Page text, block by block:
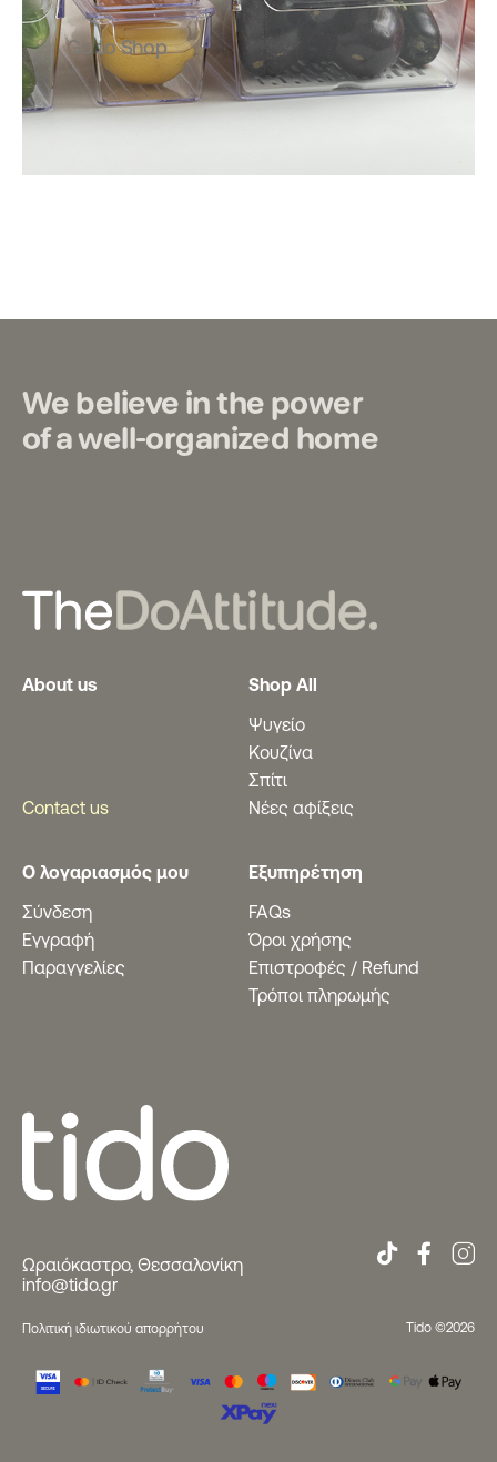
Go to Shop
We believe in the power
of a well-organized home
About us
Contact us
Shop All
Ψυγείο
Κουζίνα
Σπίτι
Νέες αφίξεις
Ο λογαριασμός μου
Σύνδεση
Εγγραφή
Παραγγελίες
Εξυπηρέτηση
FAQs
Όροι χρήσης
Eπιστροφές / Refund
Τρόποι πληρωμής
Ωραιόκαστρο, Θεσσαλονίκη
info@tido.gr
Tido ©2026
Πολιτική ιδιωτικού απορρήτου